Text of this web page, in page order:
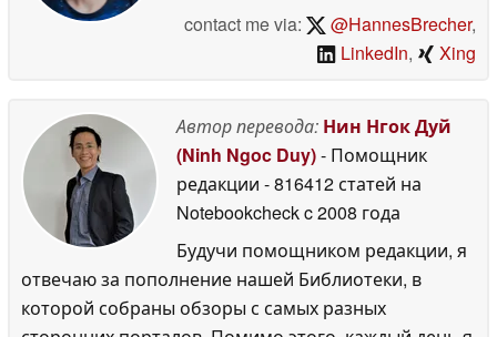
contact me via:
@HannesBrecher,
LinkedIn, Xing
Автор перевода: Нин Нгок Дуй
(Ninh Ngoc Duy)- Помощник
редакции - 816412 статей на
Notebookcheckc 2008 года
Будучи помощником редакции, я
отвечаю за пополнение нашей Библиотеки, в
которой собраны обзоры с самых разных